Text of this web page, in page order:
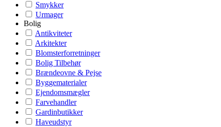
Smykker
Urmager
Bolig
Antikviteter
Arkitekter
Blomsterforretninger
Bolig Tilbehør
Brændeovne & Pejse
Byggematerialer
Ejendomsmægler
Farvehandler
Gardinbutikker
Haveudstyr